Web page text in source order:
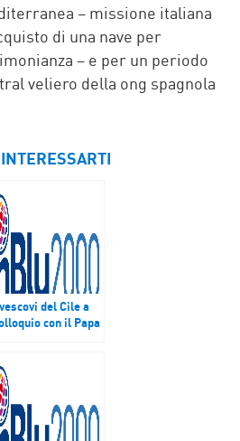
– missione italiana
di una nave per
– e per un periodo
veliero della ong spagnola
del Cile a
con il Papa
in Medio
il
Cei sulle